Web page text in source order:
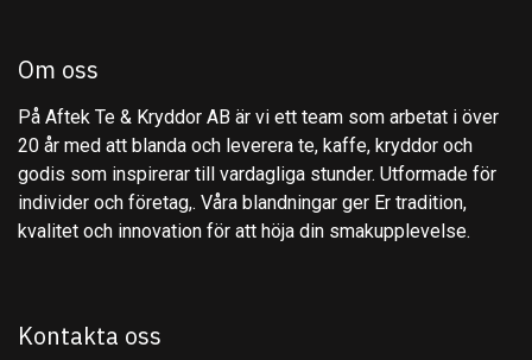
Om oss
På Aftek Te & Kryddor AB är vi ett team som arbetat i över
20 år med att blanda och leverera te, kaffe, kryddor och
godis som inspirerar till vardagliga stunder. Utformade för
individer och företag,. Våra blandningar ger Er tradition,
kvalitet och innovation för att höja din smakupplevelse.
Kontakta oss